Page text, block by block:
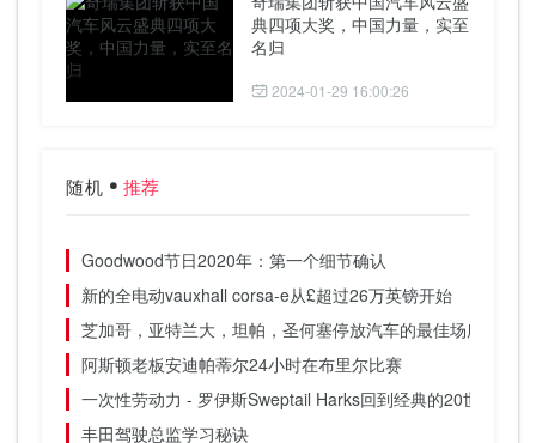
典四项大奖，中国力量，实至
名归
2024-01-29 16:00:26
随机 推荐
Goodwood节日2020年：第一个细节确认
新的全电动vauxhall corsa-e从£超过26万英镑开始
芝加哥，亚特兰大，坦帕，圣何塞停放汽车的最佳场所
阿斯顿老板安迪帕蒂尔24小时在布里尔比赛
一次性劳动力 - 罗伊斯Sweptail Harks回到经典的20世纪20
丰田驾驶总监学习秘诀